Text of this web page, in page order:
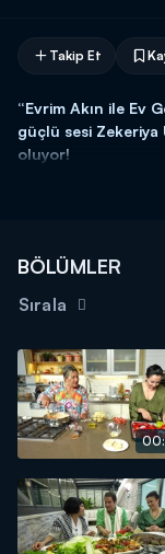
Takip Et
“Evrim Akın ile Ev
güçlü sesi Zekeriya
oluyor!
BÖLÜMLER
Sırala